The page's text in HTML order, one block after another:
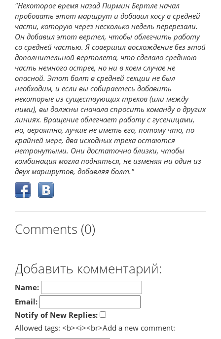
Некоторое время назад Пирмин Бертле начал
пробовать этот маршрут и добавил косу в средней
части, которую через несколько недель перерезали.
Он добавил этот вертел, чтобы облегчить работу
со средней частью. Я совершил восхождение без этой
дополнительной вертолета, что сделало среднюю
часть немного острее, но ни в коем случае не
опасной. Этот болт в средней секции не был
необходим, и если вы собираетесь добавить
некоторые из существующих треков (или между
ними), вы должны сначала спросить команду о других
линиях. Вращение облегчает работу с гусеницами,
но, вероятно, лучше не иметь его, потому что, по
крайней мере, два исходных трека остаются
нетронутыми. Они достаточно близки, чтобы
комбинация могла подняться, не изменяя ни один из
двух маршрутов, добавляя болт.
Comments (0)
Добавить комментарий:
Name:
Email:
Notify of New Replies:
Allowed tags: <b><i><br>Add a new comment: